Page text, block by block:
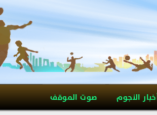
النجوم صوت الموقف